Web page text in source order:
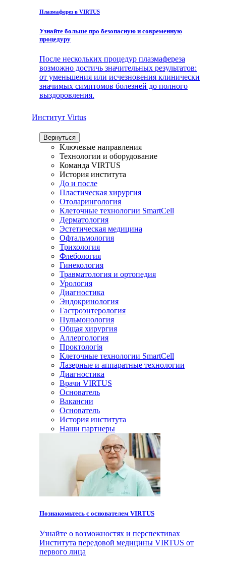
Плазмаферез в VIRTUS
Узнайте больше про безопасную и современную
процедуру
После нескольких процедур плазмафереза
возможно достичь значительных результатов:
от уменьшения или исчезновения клинически
значимых симптомов болезней до полного
выздоровления.
Институт Virtus
Вернуться
Ключевые направления
Технологии и оборудование
Команда VIRTUS
История института
До и после
Пластическая хирургия
Отоларингология
Клеточные технологии SmartCell
Дерматология
Эстетическая медицина
Офтальмология
Трихология
Флебология
Гинекология
Травматология и ортопедия
Урология
Диагностика
Эндокринология
Гастроэнтерология
Пульмонология
Общая хирургия
Аллергология
Проктологія
Клеточные технологии SmartCell
Лазерные и аппаратные технологии
Диагностика
Врачи VIRTUS
Основатель
Вакансии
Основатель
История института
Наши партнеры
Познакомьтесь с основателем VIRTUS
Узнайте о возможностях и перспективах
Института передовой медицины VIRTUS от
первого лица